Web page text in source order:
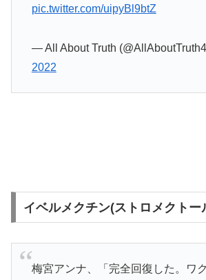
pic.twitter.com/uipyBl9btZ
— All About Truth
2022
イベルメクチン(ストロメクトー
梅宮アンナ、「完全回復した。ワ